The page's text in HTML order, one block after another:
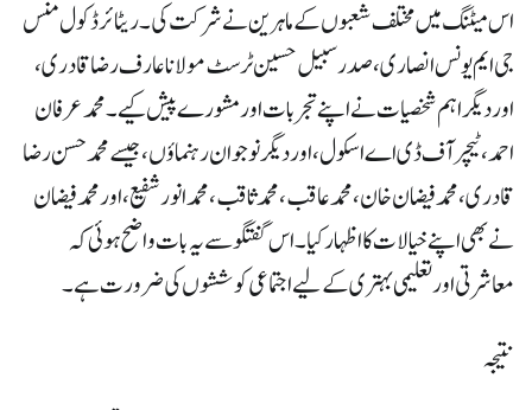
اس میٹنگ میں مختلف شعبوں کے ماہرین نے شرکت کی۔ ریٹائرڈ کول منس
جی ایم یونس انصاری، صدر سبیل حسین ٹرسٹ مولانا عارف رضا قادری،
اور دیگر اہم شخصیات نے اپنے تجربات اور مشورے پیش کیے۔ محمد عرفان
احمد، ٹیچر آف ڈی اے اسکول، اور دیگر نوجوان رہنماؤں، جیسے محمد حسن رضا
قادری، محمد فیضان خان، محمد عاقب، محمد ثاقب، محمد انور شفیع، اور محمد فیضان
نے بھی اپنے خیالات کا اظہار کیا۔ اس گفتگو سے یہ بات واضح ہوئی کہ
معاشرتی اور تعلیمی بہتری کے لیے اجتماعی کوششوں کی ضرورت ہے۔
نتیجہ